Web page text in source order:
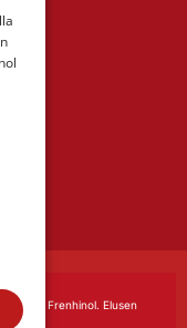
Frenhinol. Elusen